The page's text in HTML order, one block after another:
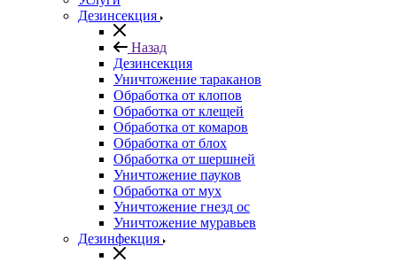
Дезинсекция
Назад
Дезинсекция
Уничтожение тараканов
Обработка от клопов
Обработка от клещей
Обработка от комаров
Обработка от блох
Обработка от шершней
Уничтожение пауков
Обработка от мух
Уничтожение гнезд ос
Уничтожение муравьев
Дезинфекция